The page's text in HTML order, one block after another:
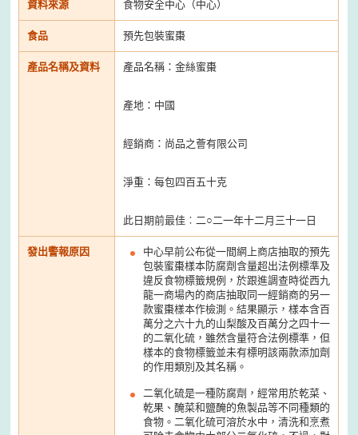
資料來源 食物安全中心（中心）
食品 預先包裝蜜棗
產品名稱及資料 產品名稱：金絲蜜棗
產地：中國
經銷商：尚品之薈有限公司
淨重：每包四百五十克
此日期前最佳︰二○二一年十二月三十一日
發出警報原因
中心早前公布從一間網上商店抽取的預先
包裝蜜棗樣本防腐劑含量超出法例標準及
違反食物標籤規例，於跟進調查時從西九
龍一商場內的商店抽取同一經銷商的另一
款蜜棗樣本作檢測。結果顯示，樣本含百
萬分之六十九的山梨酸及百萬分之四十一
的二氧化硫，雖然含量符合法例標準，但
樣本的食物標籤並未有標明該兩款添加劑
的作用類別及其名稱。
二氧化硫是一種防腐劑，經常用於乾菜、
乾果、醃菜和鹽醃的魚製品等不同種類的
食物。二氧化硫可溶於水中，清洗和烹煮